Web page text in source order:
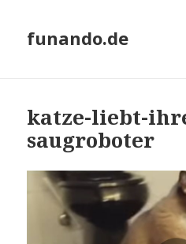
funando.de
katze-liebt-
saugroboter